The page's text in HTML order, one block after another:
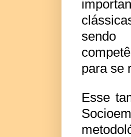
sendo
para se
Esse